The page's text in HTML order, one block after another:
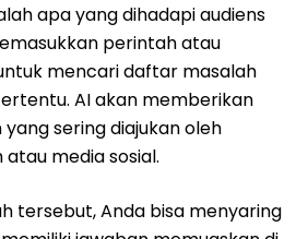
apa yang dihadapi audiens
perintah atau
mencari daftar masalah
AI akan memberikan
sering diajukan oleh
media sosial.
tersebut, Anda bisa menyaring